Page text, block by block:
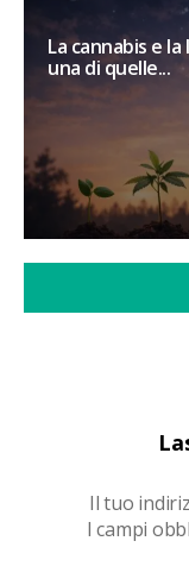
Il tuo
I campi
La cannabis e
una di quelle...